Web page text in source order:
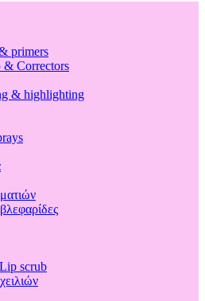
primers
& Correctors
& highlighting
scrub